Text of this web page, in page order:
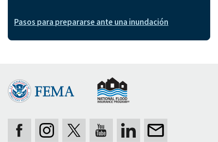
Pasos para prepararse ante una inundación